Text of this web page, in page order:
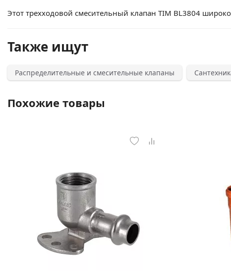
Этот трехходовой смесительный клапан TIM BL3804
Также ищут
Распределительные и смесительные клапаны
Похожие товары